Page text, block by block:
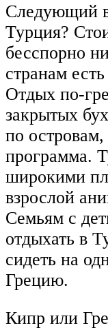
Следующий
Турция?
бесспорно
странам
Отдых по-
закрытых
по островам,
программа.
широкими
взрослой
Семьям с
отдыхать в
сидеть на
Грецию.
Кипр или